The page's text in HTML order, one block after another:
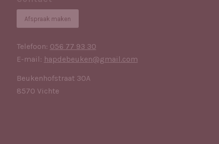
Afspraak maken
Telefoon: 056 77 93 30
E-mail: hapdebeuken@gmail.com
Beukenhofstraat 30A
8570 Vichte